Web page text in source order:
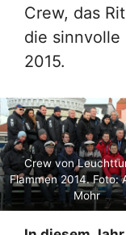
Crew, das
die sinnvolle
2015.
Crew von
Flammen 2014. Foto:
Mohr